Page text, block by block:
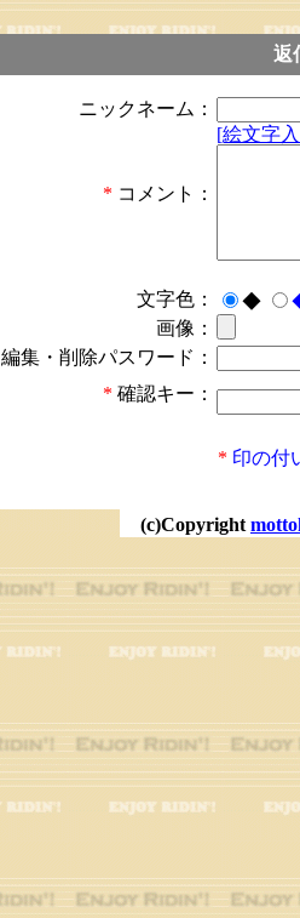
返
ニックネーム：
* コメント：
[絵文字
文字色： ◆
画像：
編集・削除パスワード：
* 確認キー：
* 印の付
(c)Copyright